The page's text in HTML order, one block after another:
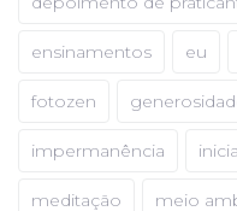
ensinamentos eu
fotozen
impermanência
meditação meio